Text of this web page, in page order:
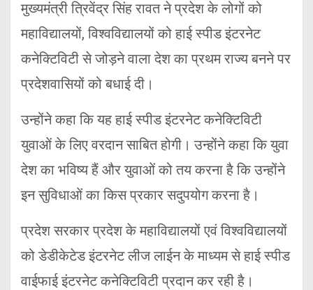
मुख्यमंत्री त्रिवेंद्र सिंह रावत ने प्रदेश के लोगों को
महाविद्यालयों, विश्वविद्यालयों को हाई स्पीड इंटरनेट
कनेक्टिविटी से जोड़ने वाला देश का प्रथम राज्य बनने पर
प्रदेशवासियों को बधाई दी।
उन्होंने कहा कि यह हाई स्पीड इंटरनेट कनेक्टिविटी
युवाओं के लिए वरदान साबित होगी। उन्होंने कहा कि युवा
देश का भविष्य हैं और युवाओं को तय करना है कि उन्होंने
इन सुविधाओं का किस प्रकार सदुपयोग करना है।
प्रदेश सरकार प्रदेश के महाविद्यालयों एवं विश्वविद्यालयों
को डेडीकेटेड इंटरनेट लीज लाईन के माध्यम से हाई स्पीड
वाईफाई इंटरनेट कनेक्टिविटी प्रदान कर रही है।